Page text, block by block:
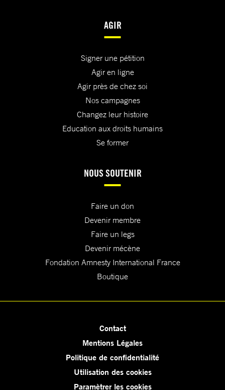
AGIR
Signer une pétition
Agir en ligne
Agir près de chez soi
Nos campagnes
Changez leur histoire
Education aux droits humains
Se former
NOUS SOUTENIR
Faire un don
Devenir membre
Faire un legs
Devenir mécène
Fondation Amnesty International France
Boutique
Contact
Mentions Légales
Politique de confidentialité
Utilisation des cookies
Paramètrer les cookies